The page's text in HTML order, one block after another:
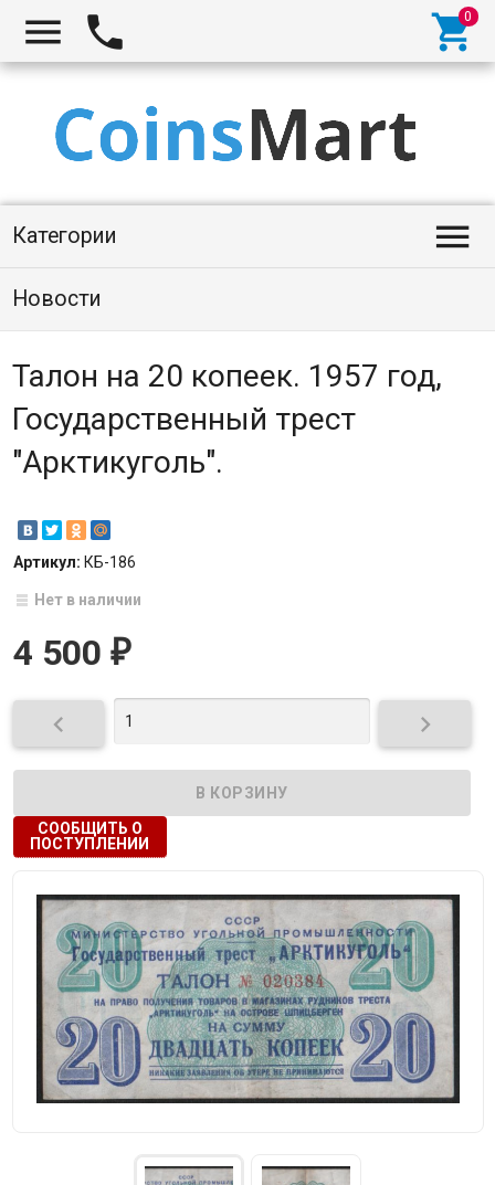
  
Категории 
Новости
Талон на 20 копеек. 1957 год,
Государственный трест
"Арктикуголь".
Артикул: КБ-186
Нет в наличии
4 500 ₽
 
СООБЩИТЬ О
ПОСТУПЛЕНИИ